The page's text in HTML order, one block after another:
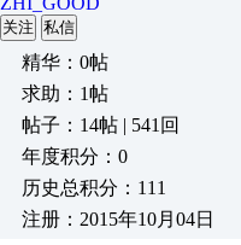
关注 私信
精华：0帖
求助：1帖
帖子：14帖 | 541回
年度积分：0
历史总积分：111
注册：2015年10月04日